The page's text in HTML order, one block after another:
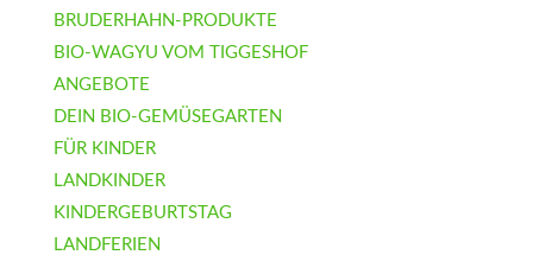
BRUDERHAHN-PRODUKTE
BIO-WAGYU VOM TIGGESHOF
ANGEBOTE
DEIN BIO-GEMÜSEGARTEN
FÜR KINDER
LANDKINDER
KINDERGEBURTSTAG
LANDFERIEN